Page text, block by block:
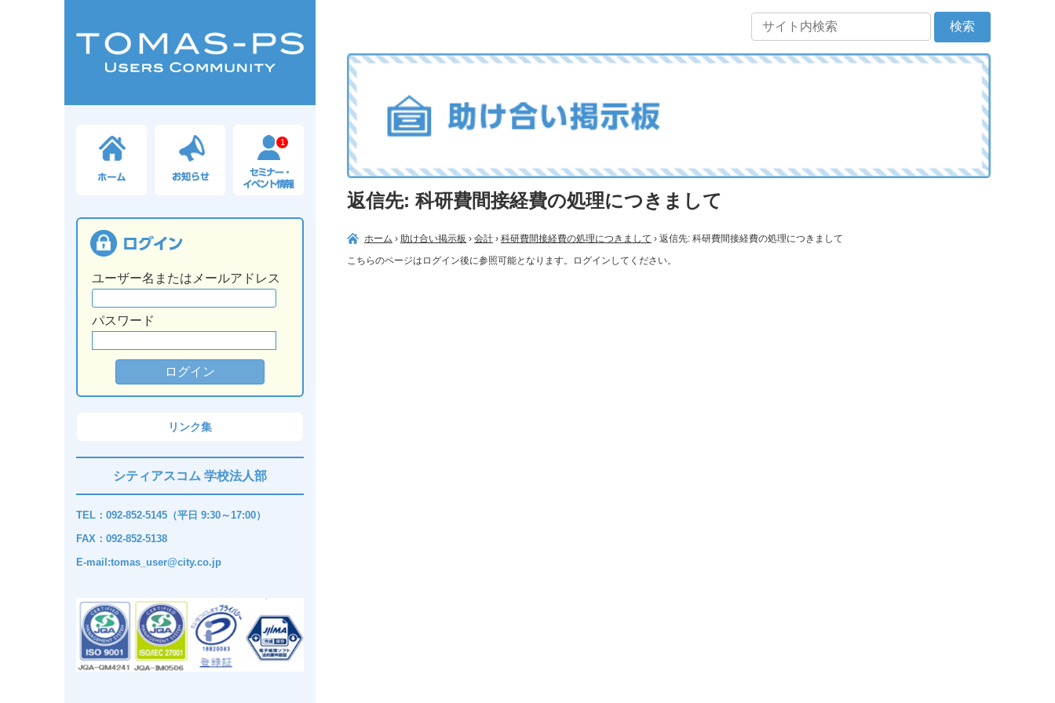
1
ユーザー名またはメールアドレス
パスワード
リンク集
シティアスコム 学校法人部
TEL：092-852-5145（平日 9:30～17:00）
FAX：092-852-5138
E-mail:tomas_user@city.co.jp
返信先: 科研費間接経費の処理につきまして
ホーム › 助け合い掲示板 › 会計 › 科研費間接経費の処理につきまして › 返信先: 科研費間接経費の処理につきまして
こちらのページはログイン後に参照可能となります。ログインしてください。